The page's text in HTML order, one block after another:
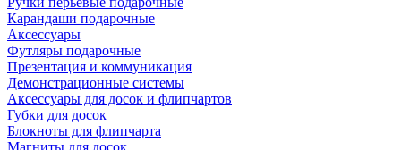
Карандаши подарочные
Аксессуары
Футляры подарочные
Презентация и коммуникация
Демонстрационные системы
Аксессуары для досок и флипчартов
Губки для досок
Блокноты для флипчарта
Магниты для досок